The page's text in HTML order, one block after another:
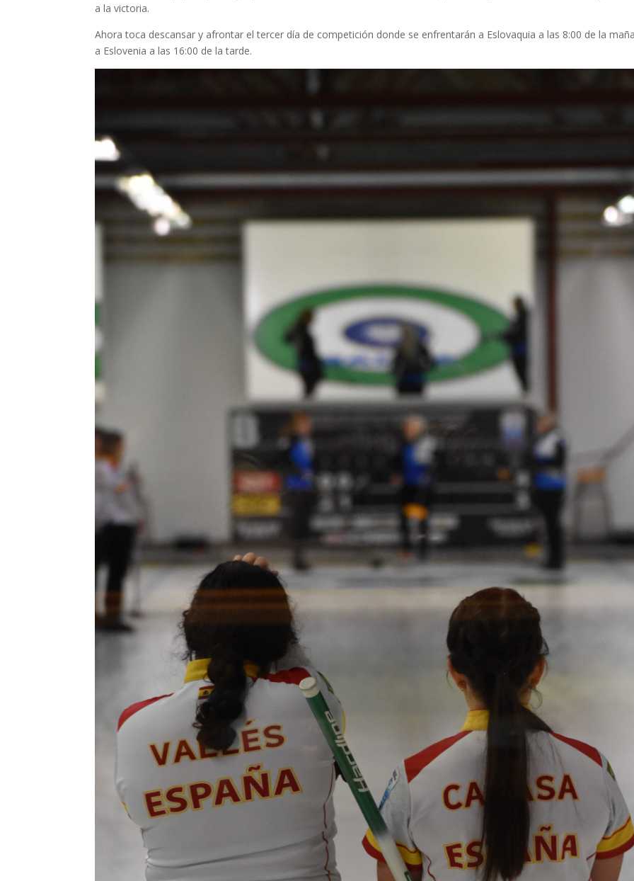
a la victoria.
Ahora toca descansar y afrontar el tercer día de competición donde se enfrentarán a Eslovaquia a las 8:00 de la
a Eslovenia a las 16:00 de la tarde.